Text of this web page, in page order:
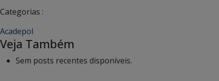
Categorias :
Acadepol
Veja Também
Sem posts recentes disponíveis.